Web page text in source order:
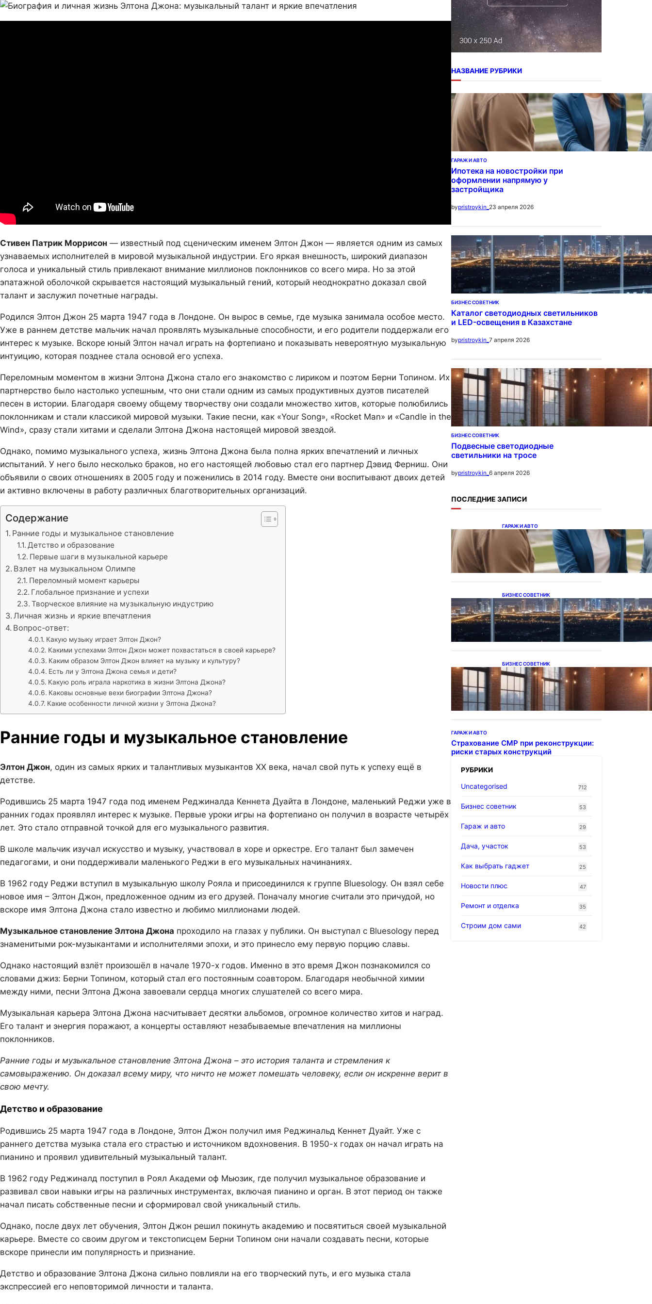
Стивен Патрик Моррисон — известный под сценическим именем Элтон Джон — является одним из самых
узнаваемых исполнителей в мировой музыкальной индустрии. Его яркая внешность, широкий диапазон
голоса и уникальный стиль привлекают внимание миллионов поклонников со всего мира. Но за этой
эпатажной оболочкой скрывается настоящий музыкальный гений, который неоднократно доказал свой
талант и заслужил почетные награды.
Родился Элтон Джон 25 марта 1947 года в Лондоне. Он вырос в семье, где музыка занимала особое место.
Уже в раннем детстве мальчик начал проявлять музыкальные способности, и его родители поддержали его
интерес к музыке. Вскоре юный Элтон начал играть на фортепиано и показывать невероятную музыкальную
интуицию, которая позднее стала основой его успеха.
Переломным моментом в жизни Элтона Джона стало его знакомство с лириком и поэтом Берни Топином. Их
партнерство было настолько успешным, что они стали одним из самых продуктивных дуэтов писателей
песен в истории. Благодаря своему общему творчеству они создали множество хитов, которые полюбились
поклонникам и стали классикой мировой музыки. Такие песни, как «Your Song», «Rocket Man» и «Candle in the
Wind», сразу стали хитами и сделали Элтона Джона настоящей мировой звездой.
Однако, помимо музыкального успеха, жизнь Элтона Джона была полна ярких впечатлений и личных
испытаний. У него было несколько браков, но его настоящей любовью стал его партнер Дэвид Ферниш. Они
объявили о своих отношениях в 2005 году и поженились в 2014 году. Вместе они воспитывают двоих детей
и активно включены в работу различных благотворительных организаций.
Содержание
Ранние годы и музыкальное становление
Детство и образование
Первые шаги в музыкальной карьере
Взлет на музыкальном Олимпе
Переломный момент карьеры
Глобальное признание и успехи
Творческое влияние на музыкальную индустрию
Личная жизнь и яркие впечатления
Вопрос-ответ:
Какую музыку играет Элтон Джон?
Какими успехами Элтон Джон может похвастаться в своей карьере?
Каким образом Элтон Джон влияет на музыку и культуру?
Есть ли у Элтона Джона семья и дети?
Какую роль играла наркотика в жизни Элтона Джона?
Каковы основные вехи биографии Элтона Джона?
Какие особенности личной жизни у Элтона Джона?
Ранние годы и музыкальное становление
Элтон Джон, один из самых ярких и талантливых музыкантов XX века, начал свой путь к успеху ещё в
детстве.
Родившись 25 марта 1947 года под именем Реджиналда Кеннета Дуайта в Лондоне, маленький Реджи уже в
ранних годах проявлял интерес к музыке. Первые уроки игры на фортепиано он получил в возрасте четырёх
лет. Это стало отправной точкой для его музыкального развития.
В школе мальчик изучал искусство и музыку, участвовал в хоре и оркестре. Его талант был замечен
педагогами, и они поддерживали маленького Реджи в его музыкальных начинаниях.
В 1962 году Реджи вступил в музыкальную школу Рояла и присоединился к группе Bluesology. Он взял себе
новое имя – Элтон Джон, предложенное одним из его друзей. Поначалу многие считали это причудой, но
вскоре имя Элтона Джона стало известно и любимо миллионами людей.
Музыкальное становление Элтона Джона проходило на глазах у публики. Он выступал с Bluesology перед
знаменитыми рок-музыкантами и исполнителями эпохи, и это принесло ему первую порцию славы.
Однако настоящий взлёт произошёл в начале 1970-х годов. Именно в это время Джон познакомился со
словами джиз: Берни Топином, который стал его постоянным соавтором. Благодаря необычной химии
между ними, песни Элтона Джона завоевали сердца многих слушателей со всего мира.
Музыкальная карьера Элтона Джона насчитывает десятки альбомов, огромное количество хитов и наград.
Его талант и энергия поражают, а концерты оставляют незабываемые впечатления на миллионы
поклонников.
Ранние годы и музыкальное становление Элтона Джона – это история таланта и стремления к
самовыражению. Он доказал всему миру, что ничто не может помешать человеку, если он искренне верит в
свою мечту.
Детство и образование
Родившись 25 марта 1947 года в Лондоне, Элтон Джон получил имя Реджинальд Кеннет Дуайт. Уже с
раннего детства музыка стала его страстью и источником вдохновения. В 1950-х годах он начал играть на
пианино и проявил удивительный музыкальный талант.
В 1962 году Реджиналд поступил в Роял Академи оф Мьюзик, где получил музыкальное образование и
развивал свои навыки игры на различных инструментах, включая пианино и орган. В этот период он также
начал писать собственные песни и сформировал свой уникальный стиль.
Однако, после двух лет обучения, Элтон Джон решил покинуть академию и посвятиться своей музыкальной
карьере. Вместе со своим другом и текстописцем Берни Топином они начали создавать песни, которые
вскоре принесли им популярность и признание.
Детство и образование Элтона Джона сильно повлияли на его творческий путь, и его музыка стала
экспрессией его неповторимой личности и таланта.
НАЗВАНИЕ РУБРИКИ
ГАРАЖ И АВТО
Ипотека на новостройки при
оформлении напрямую у
застройщика
bypristroykin_ 23 апреля 2026
БИЗНЕС СОВЕТНИК
Каталог светодиодных светильников
и LED-освещения в Казахстане
bypristroykin_ 7 апреля 2026
БИЗНЕС СОВЕТНИК
Подвесные светодиодные
светильники на тросе
bypristroykin_ 6 апреля 2026
ПОСЛЕДНИЕ ЗАПИСИ
ГАРАЖ И АВТО
Ипотека на новостройки
при оформлении
напрямую у застройщика
БИЗНЕС СОВЕТНИК
Каталог светодиодных
светильников и LED-
освещения в Казахстане
БИЗНЕС СОВЕТНИК
Подвесные светодиодные
светильники на тросе
ГАРАЖ И АВТО
Страхование СМР при реконструкции:
риски старых конструкций
РУБРИКИ
Uncategorised
712
Бизнес советник 53
Гараж и авто 29
Дача, участок 53
Как выбрать гаджет 25
Новости плюс 47
Ремонт и отделка 35
Строим дом сами 42